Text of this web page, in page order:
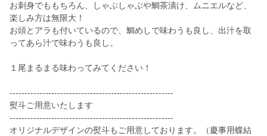
お刺身でももちろん、しゃぶしゃぶや鯛茶漬け、ムニエルなど、
楽しみ方は無限大！
お頭とアラも付いているので、鯛めしで味わうも良し、出汁を取
ってあら汁で味わうも良し。
１尾まるまる味わってみてください！
-------------------------------------------------------
熨斗ご用意いたします
-------------------------------------------------------
オリジナルデザインの熨斗もご用意しております。（慶事用蝶結